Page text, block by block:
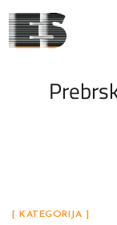
[ KATEGORIJA ]